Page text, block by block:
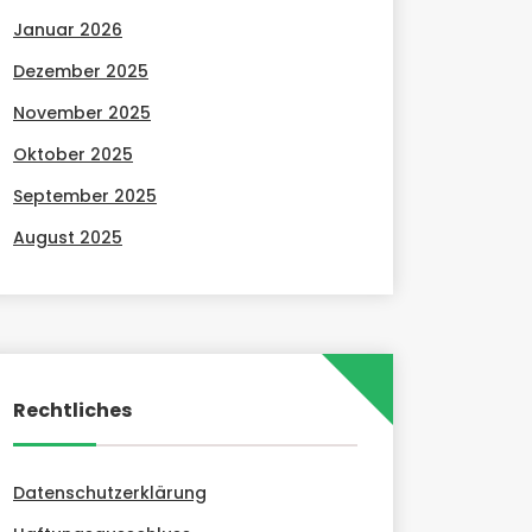
Januar 2026
Dezember 2025
November 2025
Oktober 2025
September 2025
August 2025
Rechtliches
Datenschutzerklärung